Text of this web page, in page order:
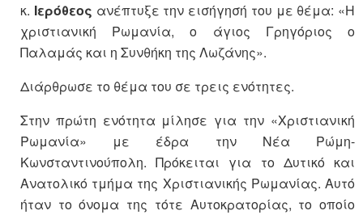
κ. Ιερόθεος ανέπτυξε την εισήγησή του με θέμα: «Η
χριστιανική Ρωμανία, ο άγιος Γρηγόριος ο
Παλαμάς και η Συνθήκη της Λωζάνης».
Διάρθρωσε το θέμα του σε τρεις ενότητες.
Στην πρώτη ενότητα μίλησε για την «Χριστιανική
Ρωμανία» με έδρα την Νέα Ρώμη-
Κωνσταντινούπολη. Πρόκειται για το Δυτικό και
Ανατολικό τμήμα της Χριστιανικής Ρωμανίας. Αυτό
ήταν το όνομα της τότε Αυτοκρατορίας, το οποίο